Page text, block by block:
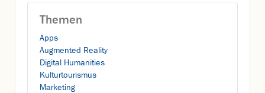
Themen
Apps
Augmented Reality
Digital Humanities
Kulturtourismus
Marketing